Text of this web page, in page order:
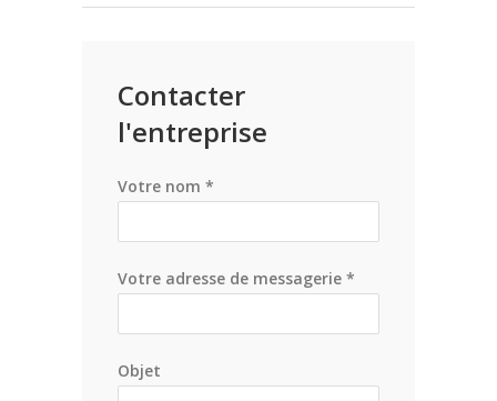
Contacter
l'entreprise
Votre nom *
Votre adresse de messagerie *
Objet